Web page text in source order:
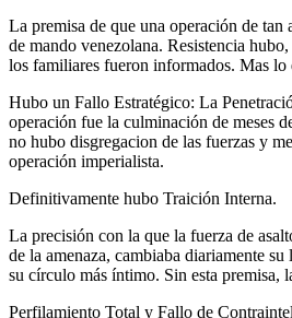
La premisa de que una operación de
de mando venezolana. Resistencia
los familiares fueron informados. Mas lo
Hubo un Fallo Estratégico: La
operación fue la culminación de meses
no hubo disgregacion de las fuerzas y
operación imperialista.
Definitivamente hubo Traición Interna.
La precisión con la que la fuerza de
de la amenaza, cambiaba diariamente
su círculo más íntimo. Sin esta premisa,
Perfilamiento Total y Fallo de